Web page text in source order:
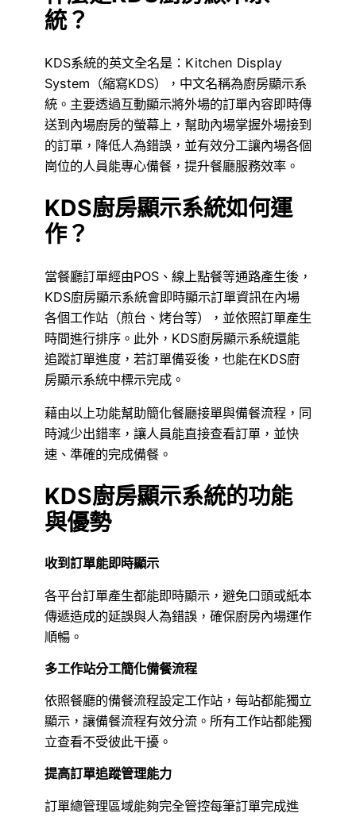
統？
KDS系統的英文全名是：Kitchen Display
System（縮寫KDS），中文名稱為廚房顯示系
統。主要透過互動顯示將外場的訂單內容即時傳
送到內場廚房的螢幕上，幫助內場掌握外場接到
的訂單，降低人為錯誤，並有效分工讓內場各個
崗位的人員能專心備餐，提升餐廳服務效率。
KDS廚房顯示系統如何運
作？
當餐廳訂單經由POS、線上點餐等通路產生後，
KDS廚房顯示系統會即時顯示訂單資訊在內場
各個工作站（煎台、烤台等），並依照訂單產生
時間進行排序。此外，KDS廚房顯示系統還能
追蹤訂單進度，若訂單備妥後，也能在KDS廚
房顯示系統中標示完成。
藉由以上功能幫助簡化餐廳接單與備餐流程，同
時減少出錯率，讓人員能直接查看訂單，並快
速、準確的完成備餐。
KDS廚房顯示系統的功能
與優勢
收到訂單能即時顯示
各平台訂單產生都能即時顯示，避免口頭或紙本
傳遞造成的延誤與人為錯誤，確保廚房內場運作
順暢。
多工作站分工簡化備餐流程
依照餐廳的備餐流程設定工作站，每站都能獨立
顯示，讓備餐流程有效分流。所有工作站都能獨
立查看不受彼此干擾。
提高訂單追蹤管理能力
訂單總管理區域能夠完全管控每筆訂單完成進